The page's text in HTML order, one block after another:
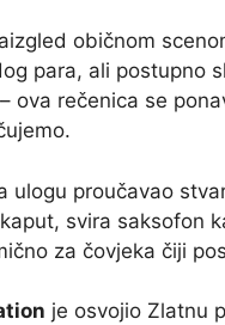
običnom
para, ali postupno
ova rečenica se
ulogu proučavao
svira saksofon
za čovjeka čiji
je osvojio Zlatnu